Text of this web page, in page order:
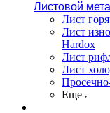
Листовой
Лист
Лист
Hardox
Лист
Лист
Еще